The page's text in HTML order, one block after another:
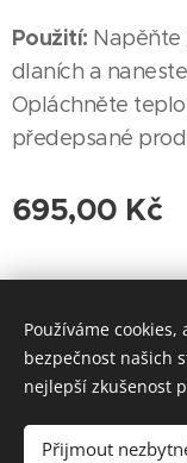
Použití: Napěňte
dlaních a
Opláchněte
předepsané
695,00 Kč
© 2023 Delicate
Saint Monica
Používáme
bezpečnost našich
nejlepší zkušenost
Přijmout